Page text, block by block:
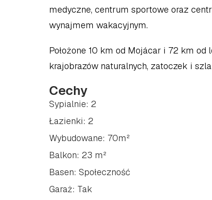
medyczne, centrum sportowe oraz
wynajmem wakacyjnym.
Położone 10 km od Mojácar i 72 km
krajobrazów naturalnych, zatoczek i
Cechy
Sypialnie: 2
Łazienki: 2
Wybudowane: 70m²
Balkon: 23 m²
Basen: Społeczność
Garaż: Tak